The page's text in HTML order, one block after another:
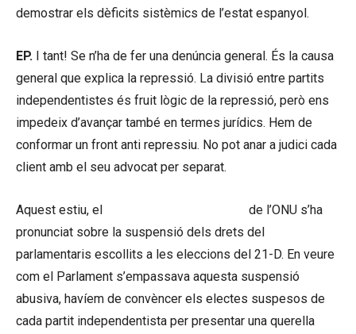
demostrar els dèficits sistèmics de l’estat espanyol.
EP. I tant! Se n’ha de fer una denúncia general. És la causa
general que explica la repressió. La divisió entre partits
independentistes és fruit lògic de la repressió, però ens
impedeix d’avançar també en termes jurídics. Hem de
conformar un front anti repressiu. No pot anar a judici cada
client amb el seu advocat per separat.
Aquest estiu, el
de l’ONU s’ha
pronunciat sobre la suspensió dels drets del
parlamentaris escollits a les eleccions del 21-D. En veure
com el Parlament s’empassava aquesta suspensió
abusiva, havíem de convèncer els electes suspesos de
cada partit independentista per presentar una querella